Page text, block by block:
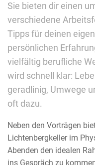
Sie bieten dir einen
verschiedene
Tipps für deinen
persönlichen
vielfältig berufliche
wird schnell klar:
geradlinig, Umwege
oft dazu.
Neben den Vorträgen
Lichtenbergkeller im
Abenden den idealen
ins Gespräch zu